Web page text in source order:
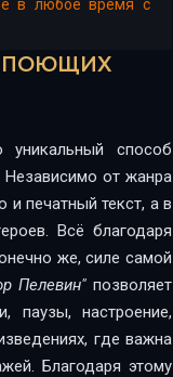
в любое время с
ПОЮЩИХ
способ
Независимо от жанра
печатный текст, а в
Всё благодаря
же, силе самой
Пелевин" позволяет
паузы, настроение,
где важна
Благодаря этому